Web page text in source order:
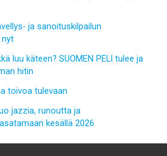
ja sanoituskilpailun
nyt
luu käteen? SUOMEN PELI tulee ja
hitin
toivoa tulevaan
jazzia, runoutta ja
kesällä 2026